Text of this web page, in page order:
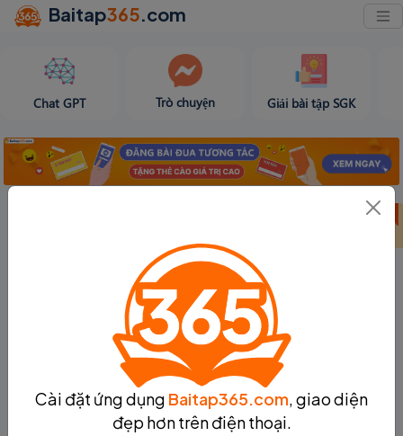
Baitap365.com
Chat GPT Trò chuyện Giải bài tập SGK
Bảng thành tích
Cài đặt ứng dụng Baitap365.com, giao diện
đẹp hơn trên điện thoại.